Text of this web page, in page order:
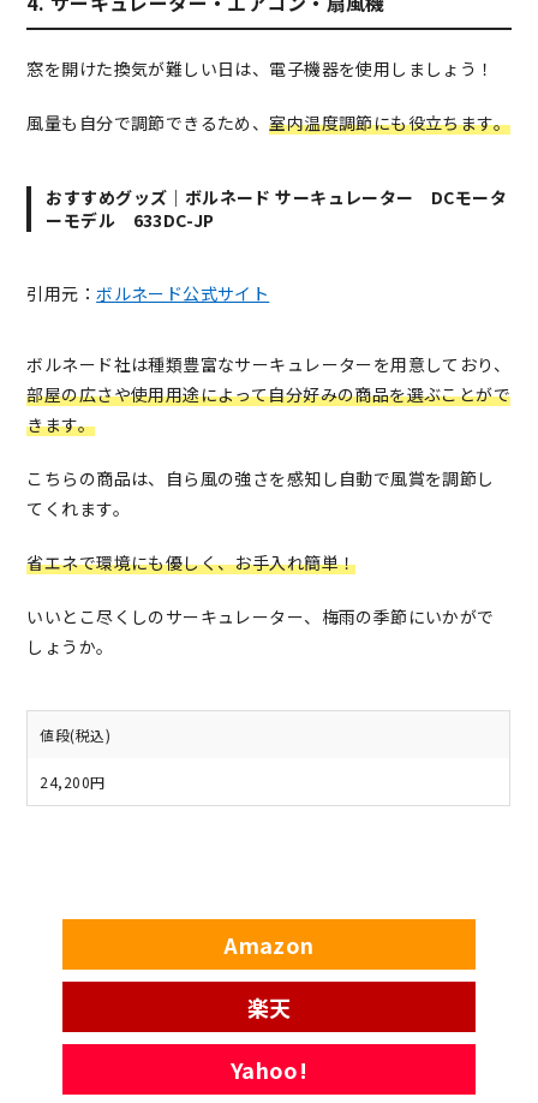
窓を開けた換気が難しい日は、電子機器を使用しましょう！
風量も自分で調節できるため、室内温度調節にも役立ちます。
おすすめグッズ｜ボルネード サーキュレーター DCモータ
ーモデル 633DC-JP
引用元：ボルネード公式サイト
ボルネード社は種類豊富なサーキュレーターを用意しており、
部屋の広さや使用用途によって自分好みの商品を選ぶことがで
きます。
こちらの商品は、自ら風の強さを感知し自動で風賞を調節し
てくれます。
省エネで環境にも優しく、お手入れ簡単！
いいとこ尽くしのサーキュレーター、梅雨の季節にいかがで
しょうか。
値段(税込)
24,200円
Amazon
楽天
Yahoo!